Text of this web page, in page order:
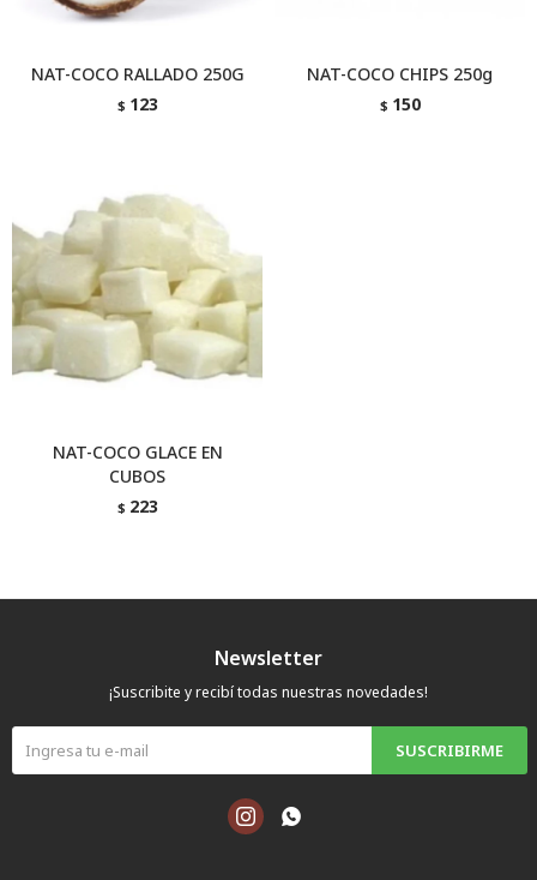
NAT-COCO RALLADO 250G
$ 123
NAT-COCO CHIPS 250g
$ 150
NAT-COCO GLACE EN
CUBOS
$ 223
Newsletter
¡Suscribite y recibí todas nuestras novedades!
SUSCRIBIRME
 